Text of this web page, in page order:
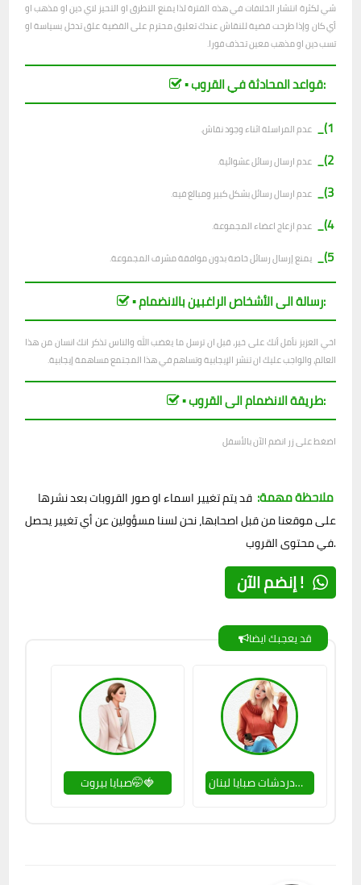
شي لكثرة انتشار الخلافات في هذه الفترة لذا يمنع التطرق او التحيز لاي دين او مذهب او
أي كان وإذا طرحت قضية للنقاش عندك تعليق محترم على القضية علق تدخل بسياسة او
تسب دين او مذهب معين تحذف فورا.
▪︎ قواعد المحادثة في القروب:
1)_
عدم المراسلة اثناء وجود نقاش.
2)_ عدم ارسال رسائل عشوائية.
3)_ عدم ارسال رسائل بشكل كبير ومبالغ فيه.
4)_ عدم ازعاج اعضاء المجموعة.
5)_ يمنع إرسال رسائل خاصة بدون موافقة مشرف المجموعة.
▪︎ رسالة الى الأشخاص الراغبين بالانضمام:
اخي العزيز نأمل أنك على خير، قبل ان ترسل ما يغضب الله والناس تذكر انك انسان من هذا
العالم، والواجب عليك ان تنشر الإيجابية وتساهم في هذا المجتمع مساهمة إيجابية.
▪︎ طريقة الانضمام الى القروب:
اضغط على زر انضم الآن بالأسفل
ملاحظة مهمة: قد يتم تغيير اسماء او صور القروبات بعد نشرها
على موقعنا من قبل اصحابها، نحن لسنا مسؤولين عن أي تغيير يحصل
في محتوى القروب.
إنضم الآن !
قد يعجبك ايضا
صبايا بيروت🤭🍓 دردشات صبايا لبنان🤭🚫